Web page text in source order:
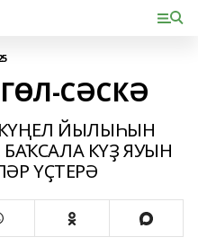
СӘСКӘ
ЙЫЛЫҺЫН
КҮҘ ЯУЫН
ҮҪТЕРӘ